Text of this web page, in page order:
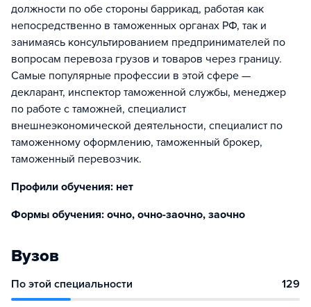
должности по обе стороны баррикад, работая как
непосредственно в таможенных органах РФ, так и
занимаясь консультированием предпринимателей по
вопросам перевоза грузов и товаров через границу.
Самые популярные профессии в этой сфере —
декларант, инспектор таможенной службы, менеджер
по работе с таможней, специалист
внешнеэкономической деятельности, специалист по
таможенному оформлению, таможенный брокер,
таможенный перевозчик.
Профили обучения: нет
Формы обучения: очно, очно-заочно, заочно
Вузов
По этой специальности 129